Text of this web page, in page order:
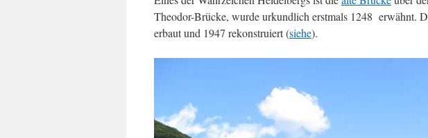
Theodor-Brücke, wurde urkundlich erstmals 1248 erwähnt.
erbaut und 1947 rekonstruiert (siehe).